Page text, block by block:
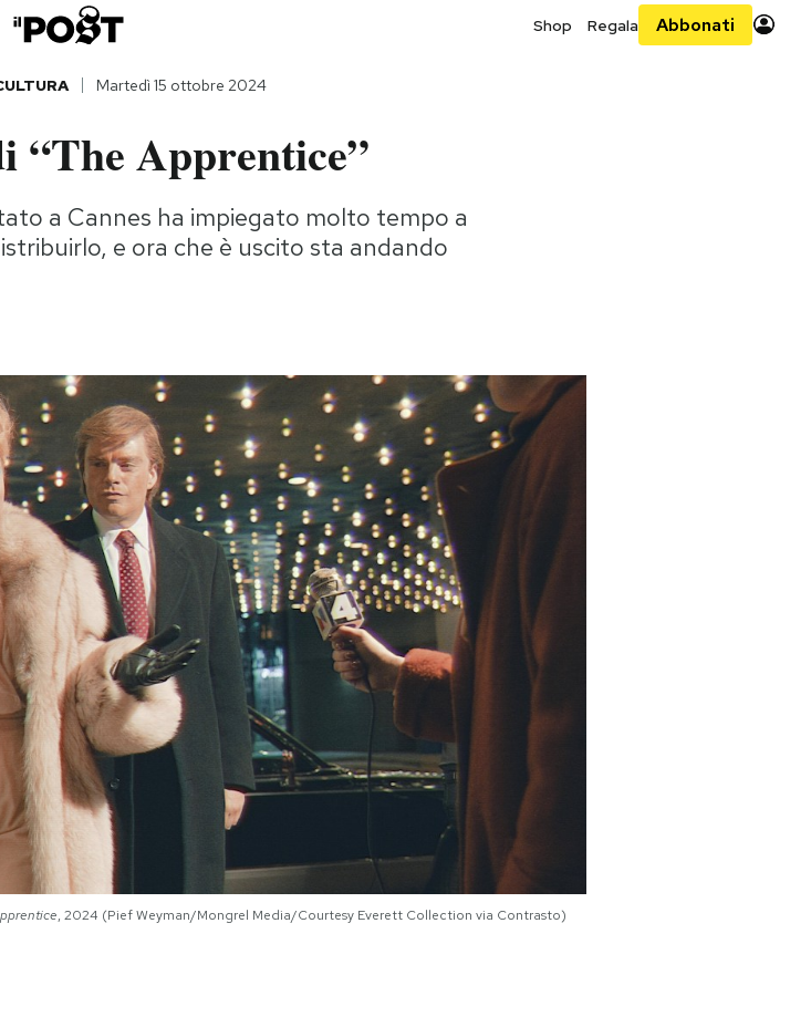
Shop Regala Abbonati
Martedì 15 ottobre 2024
“The Apprentice”
a Cannes ha impiegato molto tempo a
e ora che è uscito sta andando
, 2024 (Pief Weyman/Mongrel Media/Courtesy Everett Collection via Contrasto)